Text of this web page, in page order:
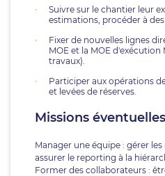
Suivre sur le chantier leur
estimations, procéder à
Fixer de nouvelles lignes
MOE et la MOE d'exécution
travaux).
Participer aux opérations
et levées de réserves.
Missions éventuelles
Manager une équipe : gérer
assurer le reporting à la
Former des collaborateurs :